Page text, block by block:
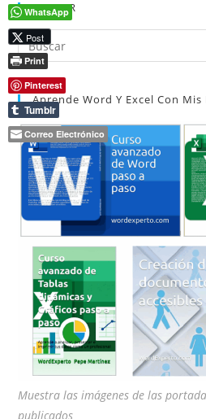
BUSCAR
Aprende Word Y Excel Con
Muestra las imágenes de las
publicados
WhatsApp
Post
Print
Pinterest
Tumblr
Correo Electrónico